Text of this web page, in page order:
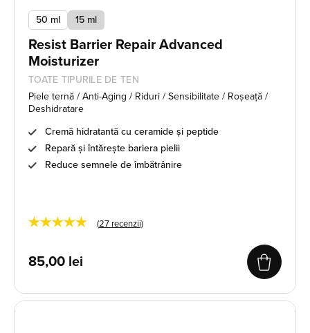
50 ml 15 ml
Resist Barrier Repair Advanced
Moisturizer
TOATE TIPURILE DE TEN
Piele ternă / Anti-Aging / Riduri / Sensibilitate / Roșeață /
Deshidratare
Cremă hidratantă cu ceramide și peptide
Repară și întărește bariera pielii
Reduce semnele de îmbătrânire
★★★★★ (27 recenzii)
85,00 lei